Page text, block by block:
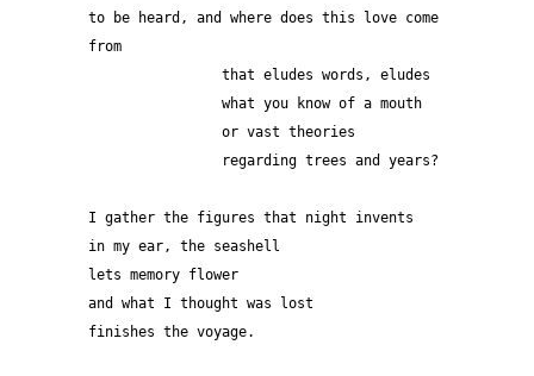
to be heard, and where does this love come
from
		that eludes words, eludes
		what you know of a mouth
		or vast theories
		regarding trees and years?
I gather the figures that night invents
in my ear, the seashell
lets memory flower
and what I thought was lost
finishes the voyage.